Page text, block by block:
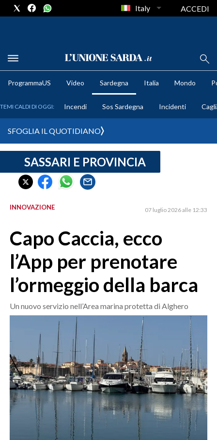
METEO
CRONACA SARDEGNA
CAGLIARI
SULCIS IGLESIENTE
ORISTANO E PROVINCIA
SASSARI E PROVINCIA
GALLURA
NUORO E PROVINCIA
OGLIASTRA
AGENDA
CRONACA
MONDO
POLITICA
ECONOMIA
SERVIZI ALLE IMPRESE
Italy ACCEDI
ProgrammaUS Video Sardegna Italia Mondo
TEMI CALDI DI OGGI: Incendi Sos Sardegna Incidenti
SFOGLIA IL QUOTIDIANO
SASSARI E PROVINCIA
INNOVAZIONE 07 luglio 2026 alle 12:33
Capo Caccia, ecco
l’App per prenotare
l’ormeggio della barca
Un nuovo servizio nell’Area marina protetta di Alghero